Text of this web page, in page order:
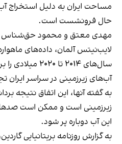
مساحت ایران به دلیل استخراج
حال فرونشست است.
مهدی معتق و محمود حق‌شناس
لایب‌نیتس آلمان، داده‌های
سال‌های ۲۰۱۴ تا
آب‌های زیرزمینی در سراسر ایران
به گفته آنها، این اتفاق نتیجه
زیرزمینی است و ممکن است
این آب دوباره پر شود.
به گزارش روزنامه بریتانیایی